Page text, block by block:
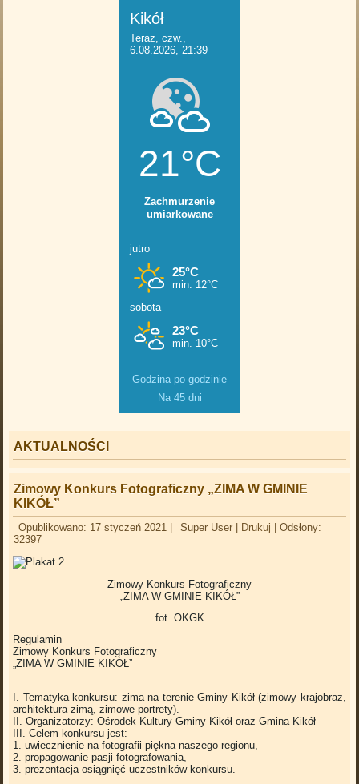
Godzina po godzinie
Na 45 dni
AKTUALNOŚCI
Zimowy Konkurs Fotograficzny „ZIMA W GMINIE
KIKÓŁ”
Opublikowano: 17 styczeń 2021 Super User Drukuj |Odsłony:
32397
Zimowy Konkurs Fotograficzny
„ZIMA W GMINIE KIKÓŁ”
fot. OKGK
Regulamin
Zimowy Konkurs Fotograficzny
„ZIMA W GMINIE KIKÓŁ”
I. Tematyka konkursu: zima na terenie Gminy Kikół (zimowy krajobraz,
architektura zimą, zimowe portrety).
II. Organizatorzy: Ośrodek Kultury Gminy Kikół oraz Gmina Kikół
III. Celem konkursu jest:
1. uwiecznienie na fotografii piękna naszego regionu,
2. propagowanie pasji fotografowania,
3. prezentacja osiągnięć uczestników konkursu.